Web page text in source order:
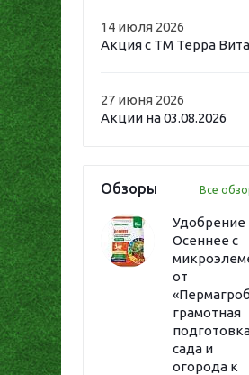
14 июля 2026
Акция с ТМ Терра
27 июня 2026
Акции на 03.08.2026
Обзоры Все
Удобрение
Осеннее с
от
грамотная
сада и
огорода к